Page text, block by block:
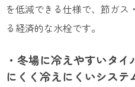
を低減できる仕様で、節ガス
る経済的な水栓です。
・冬場に冷えやすいタ
にくく冷えにくいシステ